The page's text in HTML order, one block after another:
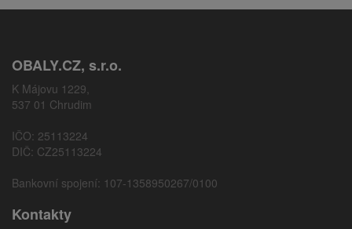
OBALY.CZ, s.r.o.
K Májovu 1229,
537 01 Chrudim
IČO: 25113224
DIČ: CZ25113224
Bankovní spojení: 107-1358950267/0100
Kontakty